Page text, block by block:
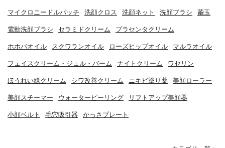
マイクロニードルパッチ 洗顔クロス 洗顔ネット 洗顔ブラシ 繭玉
電動洗顔ブラシ セラミドクリーム プラセンタクリーム
ホホバオイル スクワランオイル ローズヒップオイル マルラオイル
フェイスクリーム・ジェル・バーム ナイトクリーム ワセリン
ほうれい線クリーム シワ改善クリーム ニキビ塗り薬 美顔ローラー
美顔スチーマー ウォーターピーリング リフトアップ美顔器
小顔ベルト 毛穴吸引器 かっさプレート